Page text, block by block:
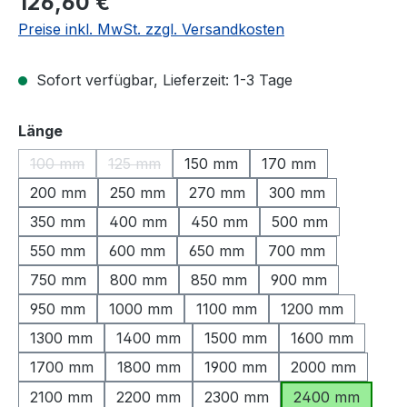
Preise inkl. MwSt. zzgl. Versandkosten
Sofort verfügbar, Lieferzeit: 1-3 Tage
Längeauswählen
100 mm
(Diese Option ist zurzeit nicht verfügbar.)
125 mm
(Diese Option ist zurzeit nicht verfügbar.)
150 mm
170 mm
200 mm
250 mm 270 mm
300 mm
350 mm
400 mm 450 mm
500 mm
550 mm
600 mm 650 mm
700 mm
750 mm
800 mm 850 mm
900 mm
950 mm
1000 mm 1100 mm
1200 mm
1300 mm
1400 mm 1500 mm
1600 mm
1700 mm
1800 mm 1900 mm
2000 mm
2100 mm
2200 mm 2300 mm
2400 mm